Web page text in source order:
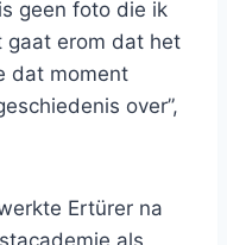
geen foto die ik
gaat erom dat het
dat moment
over”,
Ertürer na